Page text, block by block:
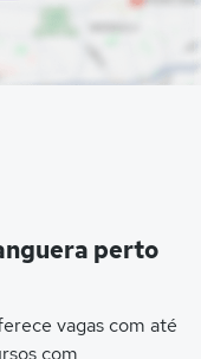
perto
vagas com até
com